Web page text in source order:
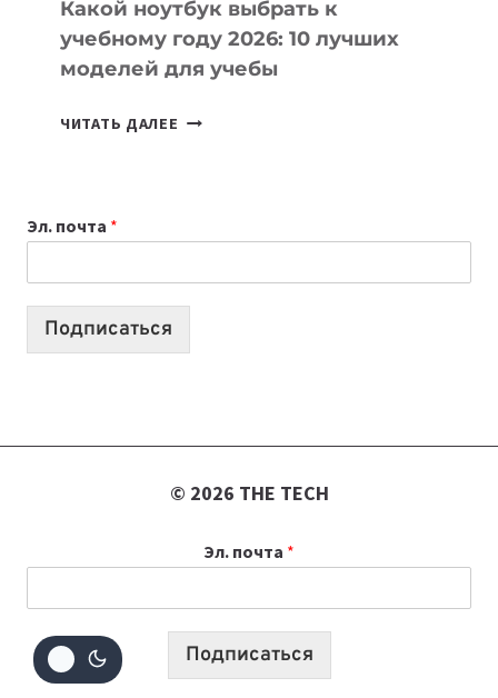
Какой ноутбук выбрать к
учебному году 2026: 10 лучших
моделей для учебы
ЧИТАТЬ ДАЛЕЕ КАКОЙ
2026:
10
Эл. почта *
Подписаться
© 2026 THE TECH
Эл. почта *
Подписаться